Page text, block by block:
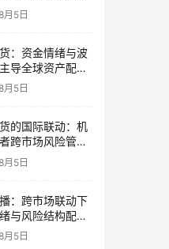
月5日
：资金情绪与波
导全球资产配置
5日
的国际联动：机
跨市场风险管理
月5日
：跨市场联动下
与风险结构配置
5日